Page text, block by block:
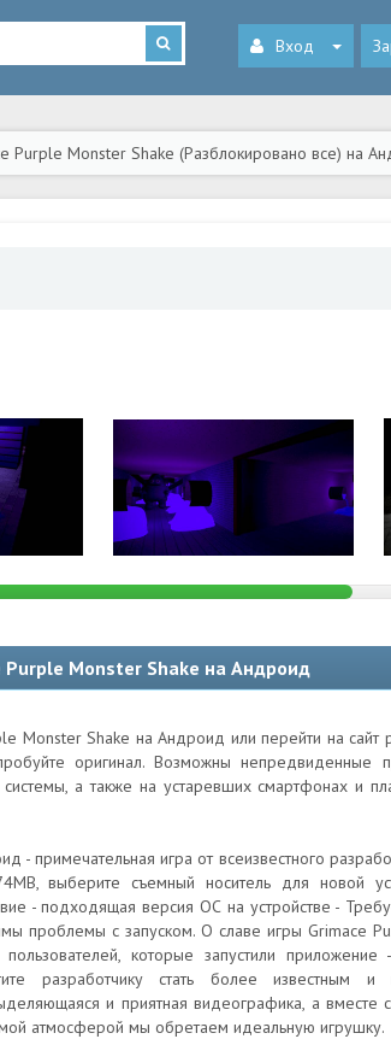
Вход
Purple Monster Shake (Разблокировано все) на
Monster Shake на Андроид
Monster Shake на Андроид или перейти на сайт
оригинал. Возможны непредвиденные
а также на устаревших смартфонах и
примечательная игра от всеизвестного
выберите съемный носитель для новой
- подходящая версия ОС на устройстве -
проблемы с запуском. О славе игры Grimace
пользователей, которые запустили
разработчику стать более известным и
и приятная видеографика, а вместе
атмосферой мы обретаем идеальную игрушку.